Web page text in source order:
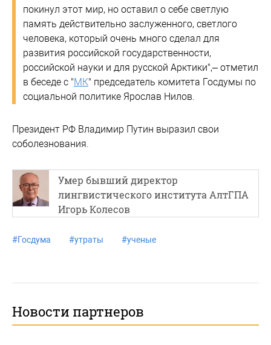
покинул этот мир, но оставил о себе светлую
память действительно заслуженного, светлого
человека, который очень много сделал для
развития российской государственности,
российской науки и для русской Арктики",– отметил
в беседе с "МК" председатель комитета Госдумы по
социальной политике Ярослав Нилов.
Президент РФ Владимир Путин выразил свои
соболезнования.
Умер бывший директор
лингвистического института АлтГПА
Игорь Колесов
#Госдума #утраты #ученые
Новости партнеров